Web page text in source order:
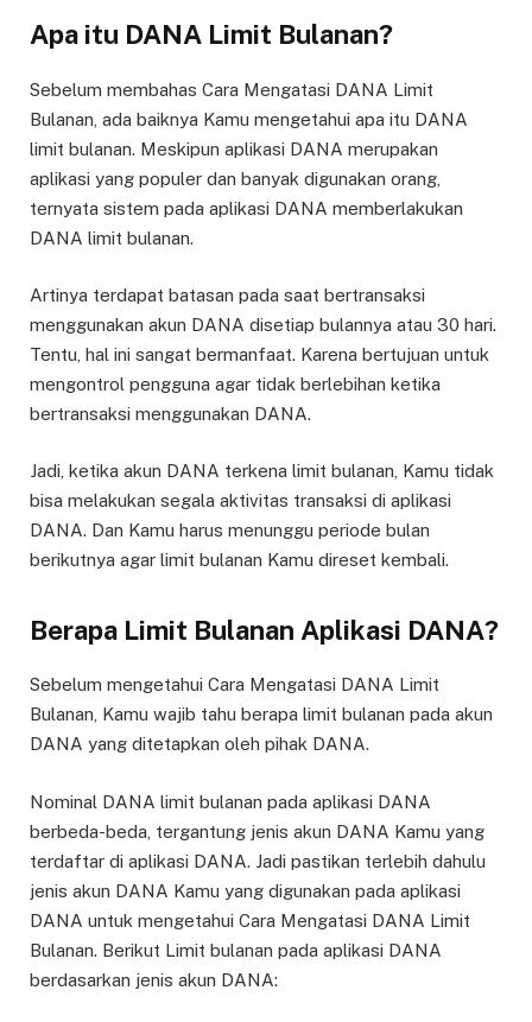
Apa itu DANA Limit Bulanan?
Sebelum membahas Cara Mengatasi DANA Limit
Bulanan, ada baiknya Kamu mengetahui apa itu DANA
limit bulanan. Meskipun aplikasi DANA merupakan
aplikasi yang populer dan banyak digunakan orang,
ternyata sistem pada aplikasi DANA memberlakukan
DANA limit bulanan.
Artinya terdapat batasan pada saat bertransaksi
menggunakan akun DANA disetiap bulannya atau 30 hari.
Tentu, hal ini sangat bermanfaat. Karena bertujuan untuk
mengontrol pengguna agar tidak berlebihan ketika
bertransaksi menggunakan DANA.
Jadi, ketika akun DANA terkena limit bulanan, Kamu tidak
bisa melakukan segala aktivitas transaksi di aplikasi
DANA. Dan Kamu harus menunggu periode bulan
berikutnya agar limit bulanan Kamu direset kembali.
Berapa Limit Bulanan Aplikasi DANA?
Sebelum mengetahui Cara Mengatasi DANA Limit
Bulanan, Kamu wajib tahu berapa limit bulanan pada akun
DANA yang ditetapkan oleh pihak DANA.
Nominal DANA limit bulanan pada aplikasi DANA
berbeda-beda, tergantung jenis akun DANA Kamu yang
terdaftar di aplikasi DANA. Jadi pastikan terlebih dahulu
jenis akun DANA Kamu yang digunakan pada aplikasi
DANA untuk mengetahui Cara Mengatasi DANA Limit
Bulanan. Berikut Limit bulanan pada aplikasi DANA
berdasarkan jenis akun DANA: